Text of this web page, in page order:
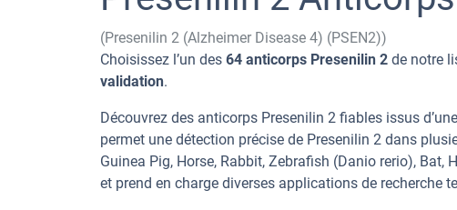
(Presenilin 2 (Alzheimer Disease 4) (PSEN2))
Choisissez l’un des 64 anticorps Presenilin 2 de notre
validation.
Découvrez des anticorps Presenilin 2 fiables issus
permet une détection précise de Presenilin 2 dans
Guinea Pig, Horse, Rabbit, Zebrafish (Danio rerio),
et prend en charge diverses applications de recherche